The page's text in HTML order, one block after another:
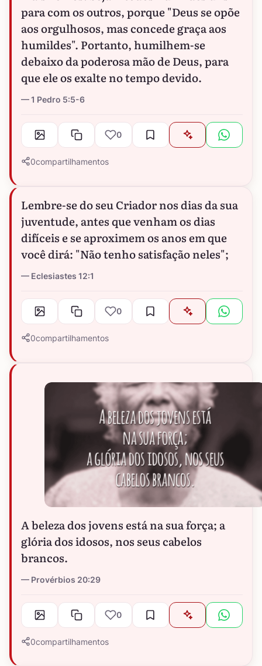
para com os outros, porque "Deus se opõe
aos orgulhosos, mas concede graça aos
humildes". Portanto, humilhem-se
debaixo da poderosa mão de Deus, para
que ele os exalte no tempo devido.
1 Pedro 5:5-6
0
0compartilhamentos
Lembre-se do seu Criador nos dias da sua
juventude, antes que venham os dias
difíceis e se aproximem os anos em que
você dirá: "Não tenho satisfação neles";
Eclesiastes 12:1
0
0compartilhamentos
A beleza dos jovens está na sua força; a
glória dos idosos, nos seus cabelos
brancos.
Provérbios 20:29
0
0compartilhamentos